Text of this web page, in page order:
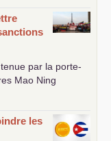
par la porte-
Mao Ning
les